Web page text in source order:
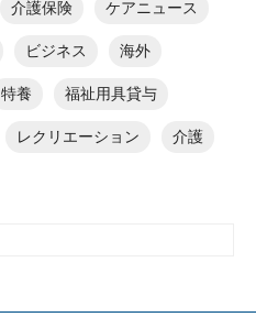
介護保険 ケアニュース
ビジネス 海外
特養 福祉用具貸与
レクリエーション 介護